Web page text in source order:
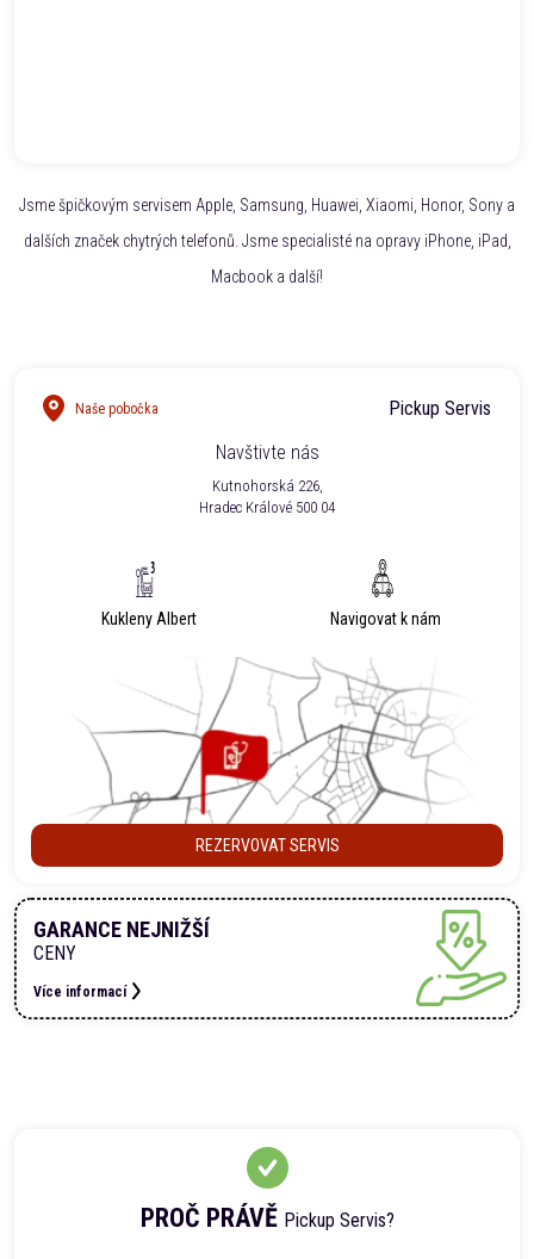
Jsme špičkovým servisem Apple, Samsung, Huawei, Xiaomi, Honor, Sony a
dalších značek chytrých telefonů. Jsme specialisté na opravy iPhone, iPad,
Macbook a další!
PROČ PRÁVĚ Pickup Servis?
Naše pobočka
Pickup Servis
Navštivte nás
Kutnohorská 226,
Hradec Králové 500 04
Kukleny Albert Navigovat k nám
REZERVOVAT SERVIS
GARANCE NEJNIŽŠÍ
CENY
Více informací